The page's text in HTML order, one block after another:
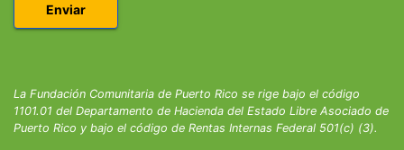
La Fundación Comunitaria de Puerto Rico se rige bajo el código
1101.01 del Departamento de Hacienda del Estado Libre Asociado de
Puerto Rico y bajo el código de Rentas Internas Federal 501(c) (3).